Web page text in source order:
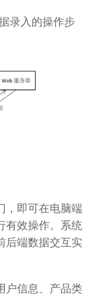
录入的操作步
，即可在电脑端
有效操作。系统
后端数据交互实
户信息、产品类